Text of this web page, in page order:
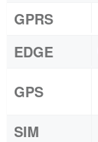
GPRS
EDGE
GPS
SIM